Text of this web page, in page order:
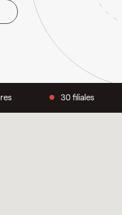
30 filiales